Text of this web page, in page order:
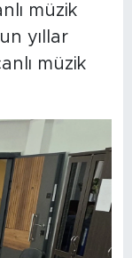
müzik
yıllar
müzik